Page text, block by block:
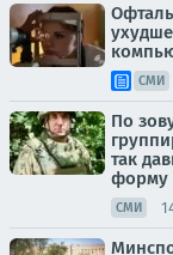
СМИ
По
так
форму
СМИ